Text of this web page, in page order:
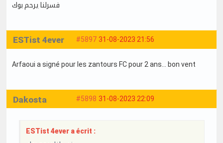
فسرلنا يرحم بوك
#5897 31-08-2023 21:56
ESTist 4ever
Arfaoui a signé pour les zantours FC pour 2 ans… bon vent
#5898 31-08-2023 22:09
Dakosta
ESTist 4ever a écrit :